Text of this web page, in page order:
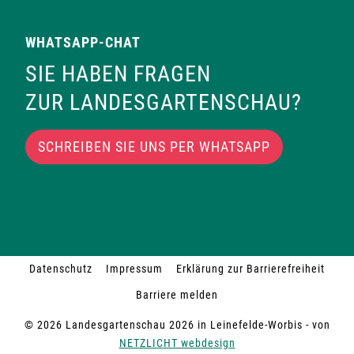
WHATSAPP-CHAT
SIE HABEN FRAGEN
ZUR LANDESGARTENSCHAU?
SCHREIBEN SIE UNS PER WHATSAPP
© 2026 Landesgartenschau 2026 in Leinefelde-Worbis - von
NETZLICHT webdesign
Datenschutz Impressum
Erklärung zur Barrierefreiheit
Barriere melden